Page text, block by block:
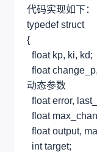
代码实现如下：
typedef struct
{
float kp, ki,
float
动态参数
float error,
float
float output,
int